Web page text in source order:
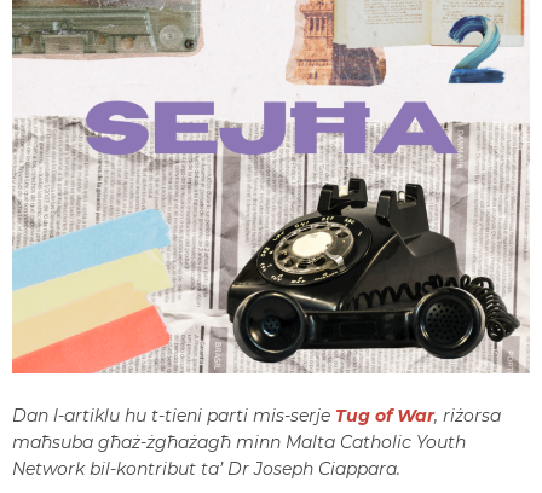
Dan l-artiklu hu t-tieni parti mis-serje Tug of War, riżorsa
maħsuba għaż-żgħażagħ minn Malta Catholic Youth
Network bil-kontribut ta’ Dr Joseph Ciappara.